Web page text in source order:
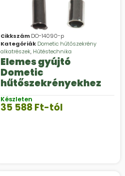
Cikkszám DO-14090-p
Kategóriák Dometic hűtőszekrény
alkatrészek, Hűtéstechnika
Elemes gyújtó
Dometic
hűtőszekrényekhez
Készleten
35 588Ft-tól